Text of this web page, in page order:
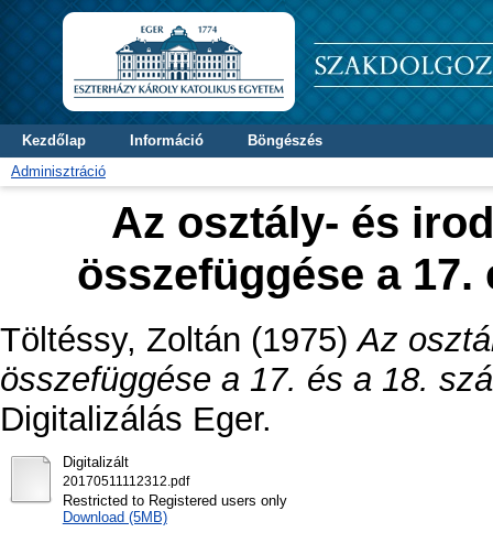
Kezdőlap Információ
Böngészés
Adminisztráció
Az osztály- és
összefüggése a 17.
Töltéssy, Zoltán (1975)Az
összefüggése a 17. és a 18.
Digitalizálás Eger.
Digitalizált
20170511112312.pdf
Restricted to Registered users only
Download (5MB)